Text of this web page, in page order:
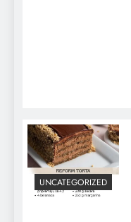
UNCATEGORIZED